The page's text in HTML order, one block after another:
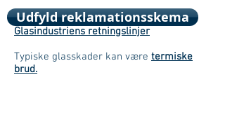
Ved reklamation på glas henviser vi til
Glasindustriens retningslinjer
Typiske glasskader kan være termiske
brud.
Udfyld reklamationsskema